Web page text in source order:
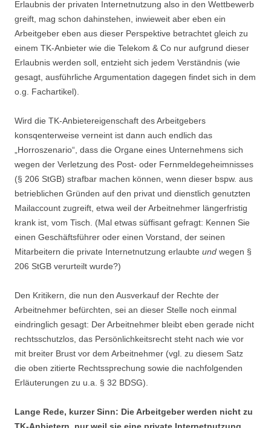
Erlaubnis der privaten Internetnutzung also in den Wettbewerb
greift, mag schon dahinstehen, inwieweit aber eben ein
Arbeitgeber eben aus dieser Perspektive betrachtet gleich zu
einem TK-Anbieter wie die Telekom & Co nur aufgrund dieser
Erlaubnis werden soll, entzieht sich jedem Verständnis (wie
gesagt, ausführliche Argumentation dagegen findet sich in dem
o.g. Fachartikel).
Wird die TK-Anbietereigenschaft des Arbeitgebers
konsqenterweise verneint ist dann auch endlich das
„Horroszenario“, dass die Organe eines Unternehmens sich
wegen der Verletzung des Post- oder Fernmeldegeheimnisses
(§ 206 StGB) strafbar machen können, wenn dieser bspw. aus
betrieblichen Gründen auf den privat und dienstlich genutzten
Mailaccount zugreift, etwa weil der Arbeitnehmer längerfristig
krank ist, vom Tisch. (Mal etwas süffisant gefragt: Kennen Sie
einen Geschäftsführer oder einen Vorstand, der seinen
Mitarbeitern die private Internetnutzung erlaubte und wegen §
206 StGB verurteilt wurde?)
Den Kritikern, die nun den Ausverkauf der Rechte der
Arbeitnehmer befürchten, sei an dieser Stelle noch einmal
eindringlich gesagt: Der Arbeitnehmer bleibt eben gerade nicht
rechtsschutzlos, das Persönlichkeitsrecht steht nach wie vor
mit breiter Brust vor dem Arbeitnehmer (vgl. zu diesem Satz
die oben zitierte Rechtssprechung sowie die nachfolgenden
Erläuterungen zu u.a. § 32 BDSG).
Lange Rede, kurzer Sinn: Die Arbeitgeber werden nicht zu